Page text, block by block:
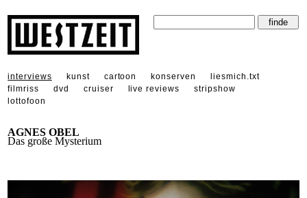
interviews kunst cartoon konserven
liesmich.txt
filmriss
dvd cruiser live reviews
stripshow
lottofoon
AGNES OBEL
Das große Mysterium